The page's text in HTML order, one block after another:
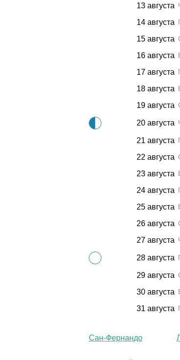
13 августа
14 августа
15 августа
16 августа
17 августа
18 августа
19 августа
20 августа
21 августа
22 августа
23 августа
24 августа
25 августа
26 августа
27 августа
28 августа
29 августа
30 августа
31 августа
Сан-Фернандо